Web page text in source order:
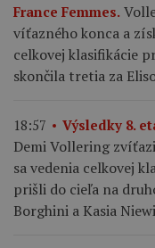
France Femmes.
víťazného konca a
celkovej klasifikácie
skončila tretia za
18:57 Výsledky 8.
Demi Vollering
sa vedenia celkovej
prišli do cieľa na
Borghini a Kasia